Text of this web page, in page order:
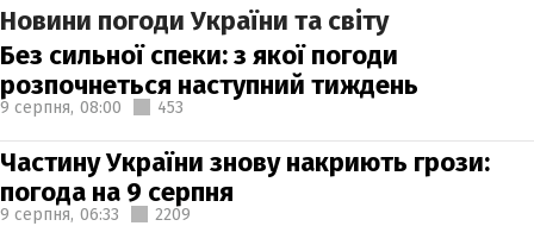
Новини погоди України та світу
Без сильної спеки: з якої погоди
розпочнеться наступний тиждень
9 серпня, 08:00 453
Частину України знову накриють грози:
погода на 9 серпня
9 серпня, 06:33 2209